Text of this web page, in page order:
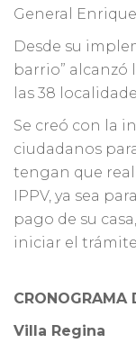
General
Desde su
barrio” alcanzó
las 38
Se creó con la
ciudadanos
tengan que
IPPV, ya sea
pago de su
iniciar el
CRONOGRAMA
Villa Regina